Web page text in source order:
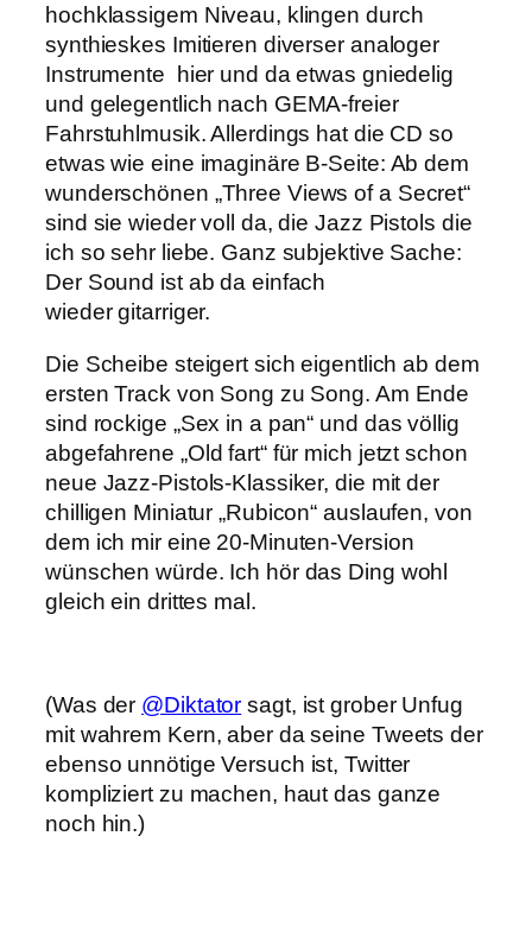
hochklassigem Niveau, klingen durch
synthieskes Imitieren diverser analoger
Instrumente hier und da etwas gniedelig
und gelegentlich nach GEMA-freier
Fahrstuhlmusik. Allerdings hat die CD so
etwas wie eine imaginäre B-Seite: Ab dem
wunderschönen „Three Views of a Secret“
sind sie wieder voll da, die Jazz Pistols die
ich so sehr liebe. Ganz subjektive Sache:
Der Sound ist ab da einfach
wieder gitarriger.
Die Scheibe steigert sich eigentlich ab dem
ersten Track von Song zu Song. Am Ende
sind rockige „Sex in a pan“ und das völlig
abgefahrene „Old fart“ für mich jetzt schon
neue Jazz-Pistols-Klassiker, die mit der
chilligen Miniatur „Rubicon“ auslaufen, von
dem ich mir eine 20-Minuten-Version
wünschen würde. Ich hör das Ding wohl
gleich ein drittes mal.
(Was der @Diktator sagt, ist grober Unfug
mit wahrem Kern, aber da seine Tweets der
ebenso unnötige Versuch ist, Twitter
kompliziert zu machen, haut das ganze
noch hin.)